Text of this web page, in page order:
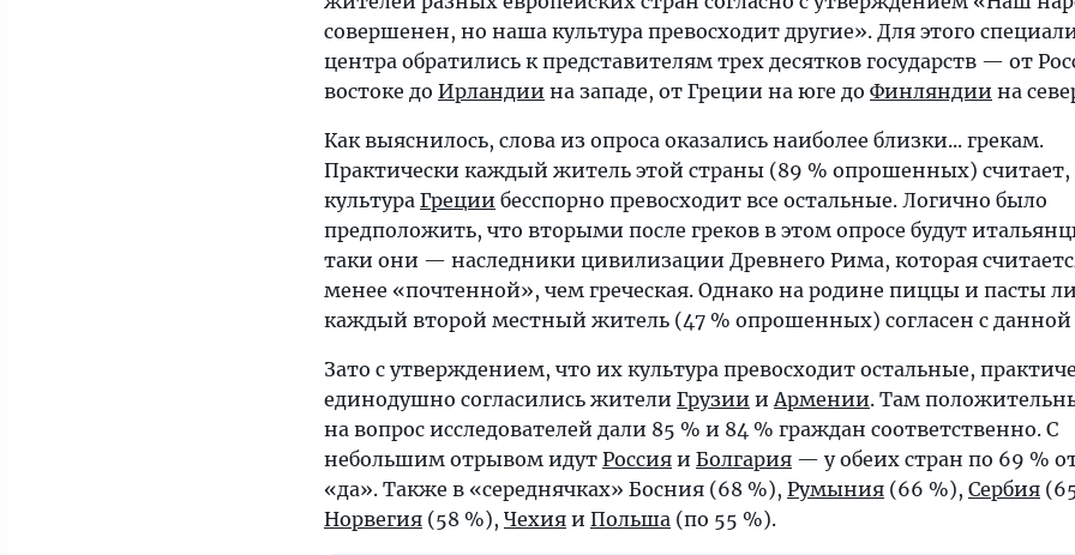
все
остальные.
Логично
предположить,
что
вторыми
после
греков
в
этом
будут
итальянцы.
Но
нет...
совершенен, но наша культура превосходит другие». Для этого
центра обратились к представителям трех десятков государств — от
востоке до Ирландии на западе, от Греции на юге до Финляндии на
Как выяснилось, слова из опроса оказались наиболее близки... грекам.
Практически каждый житель этой страны (89 % опрошенных) считает,
культура Греции бесспорно превосходит все остальные. Логично было
предположить, что вторыми после греков в этом опросе будут
таки они — наследники цивилизации Древнего Рима, которая
менее «почтенной», чем греческая. Однако на родине пиццы и пасты
каждый второй местный житель (47 % опрошенных) согласен с
Зато с утверждением, что их культура превосходит остальные,
единодушно согласились жители Грузии иАрмении. Там
на вопрос исследователей дали 85 % и 84 % граждан соответственно. С
небольшим отрывом идут Россия и Болгария — у обеих стран по 69 %
«да». Также в «середнячках» Босния (68 %), Румыния (66 %), Сербия
Норвегия (58 %), Чехия и Польша (по 55 %).